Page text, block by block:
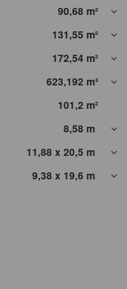
90,68 m²
131,55 m²
172,54 m²
623,192 m³
101,2 m²
8,58 m
11,88 x 20,5 m
9,38 x 19,6 m